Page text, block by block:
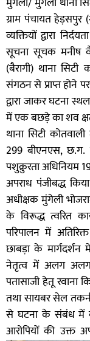
ग्राम पंचायत
व्यक्तियों द्वारा
सूचना सूचक मनीष
(बैरागी) थाना
संगठन से प्राप्त होने
द्वारा जाकर घटना
में एक बछड़े का शव
थाना सिटी
299 बीएनएस, छ.ग.
पशुक्रुरता अधिनियम
अपराध पंजीबद्ध
अधीक्षक मुंगेली
के विरूद्ध त्वरित
परिपालन में
छाबड़ा के
नेतृत्व में अलग अलग
पतासाजी हेतू रवाना
तथा सायबर सेल
से घटना के संबंध में
आरोपियों की उक्त